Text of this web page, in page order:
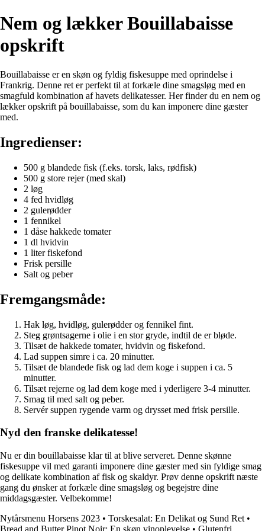
Nem og lækker Bouillabaisse
opskrift
Bouillabaisse er en skøn og fyldig fiskesuppe med oprindelse i
Frankrig. Denne ret er perfekt til at forkæle dine smagsløg med en
smagfuld kombination af havets delikatesser. Her finder du en nem og
lækker opskrift på bouillabaisse, som du kan imponere dine gæster
med.
Ingredienser:
500 g blandede fisk (f.eks. torsk, laks, rødfisk)
500 g store rejer (med skal)
2 løg
4 fed hvidløg
2 gulerødder
1 fennikel
1 dåse hakkede tomater
1 dl hvidvin
1 liter fiskefond
Frisk persille
Salt og peber
Fremgangsmåde:
Hak løg, hvidløg, gulerødder og fennikel fint.
Steg grøntsagerne i olie i en stor gryde, indtil de er bløde.
Tilsæt de hakkede tomater, hvidvin og fiskefond.
Lad suppen simre i ca. 20 minutter.
Tilsæt de blandede fisk og lad dem koge i suppen i ca. 5
minutter.
Tilsæt rejerne og lad dem koge med i yderligere 3-4 minutter.
Smag til med salt og peber.
Servér suppen rygende varm og drysset med frisk persille.
Nyd den franske delikatesse!
Nu er din bouillabaisse klar til at blive serveret. Denne skønne
fiskesuppe vil med garanti imponere dine gæster med sin fyldige smag
og delikate kombination af fisk og skaldyr. Prøv denne opskrift næste
gang du ønsker at forkæle dine smagsløg og begejstre dine
middagsgæster. Velbekomme!
Nytårsmenu Horsens 2023 • Torskesalat: En Delikat og Sund Ret •
Bread and Butter Pinot Noir: En skøn vinoplevelse • Glutenfri